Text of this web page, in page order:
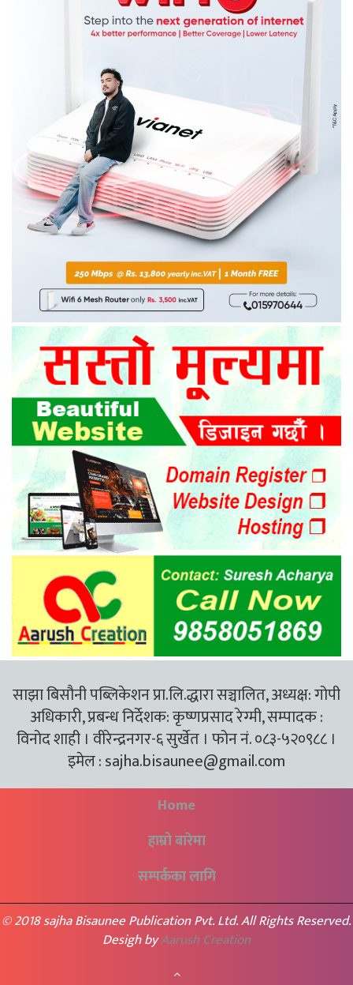
साझा बिसौनी पब्लिकेशन प्रा.लि.द्धारा सञ्चालित, अध्यक्ष: गोपी
अधिकारी, प्रबन्ध निर्देशक: कृष्णप्रसाद रेग्मी, सम्पादक :
विनोद शाही । वीरेन्द्रनगर-६ सुर्खेत । फोन नं. ०८३-५२०९८८ ।
इमेल :sajha.bisaunee@gmail.com
Home
हाम्रो बारेमा
सम्पर्कका लागि
© 2018 sajha Bisaunee Publication Pvt. Ltd. All Rights Reserved.
Desigh byAarush Creation